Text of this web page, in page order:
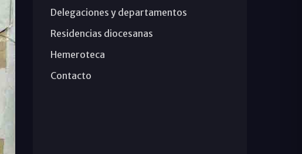
Delegaciones y departamentos
Residencias diocesanas
Hemeroteca
Contacto